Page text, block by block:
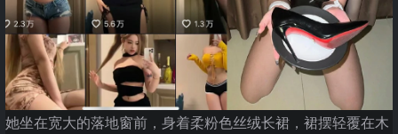
她坐在宽大的落地窗前，身着柔粉色丝绒长裙，裙摆轻覆在木